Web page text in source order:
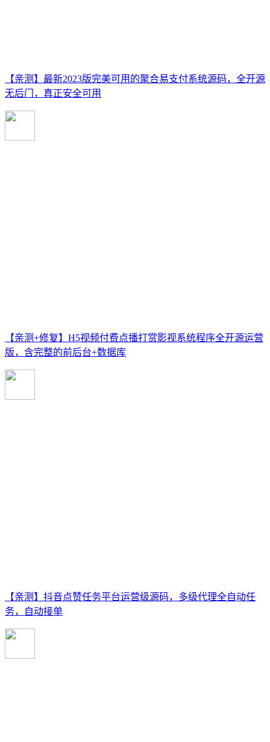
【亲测】最新2023版完美可用的聚合易支付系统源码，全开源
无后门，真正安全可用
【亲测+修复】H5视频付费点播打赏影视系统程序全开源运营
版，含完整的前后台+数据库
【亲测】抖音点赞任务平台运营级源码，多级代理全自动任
务，自动接单